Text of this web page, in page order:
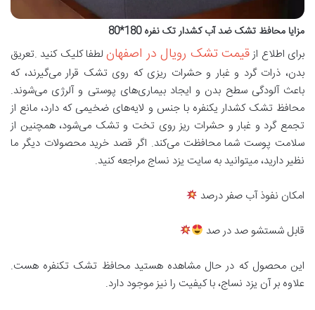
مزایا محافظ تشک ضد آب کشدار تک نفره 180*80
برای اطلاع ازقیمت تشک رویال در اصفهانلطفا کلیک کنید .تعریق
بدن، ذرات گرد و غبار و حشرات ریزی که روی تشک قرار می‌گیرند، که
باعث آلودگی سطح بدن و ایجاد بیماری‌های پوستی و آلرژی می‌شوند.
محافظ تشک کشدار يکنفره با جنس و لایه‌های ضخیمی که دارد، مانع از
تجمع گرد و غبار و حشرات ریز روی تخت و تشک می‌شود، همچنین از
سلامت پوست شما محافظت می‌کند. اگر قصد خرید محصولات دیگر ما
نظیر دارید، میتوانید به سایت یزد نساج مراجعه کنید.
امکان نفوذ آب صفر درصد
قابل شستشو صد در صد
این محصول که در حال مشاهده هستید محافظ تشک تکنفره هست.
علاوه بر آن یزد نساج، با کیفیت را نیز موجود دارد.